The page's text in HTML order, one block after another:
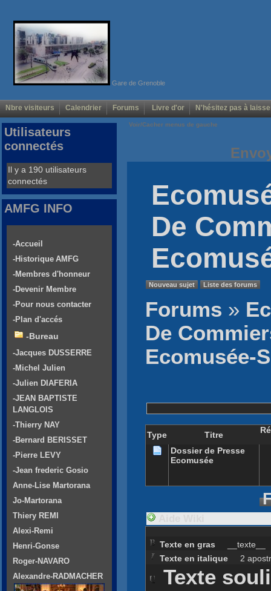
Gare de Grenoble
Nbre visiteurs Calendrier Forums Livre d'or N'hésitez pas à
Voir/Cacher menus de gauche
De
Nouveau sujet Liste des forums
Forums »
De
Ecomusée-
Type Titre
Dossier de Presse
Ecomusée
Texte en gras __texte__
Texte en italique2
Texte
Utilisateurs
connectés
Il y a 190 utilisateurs
connectés
AMFG INFO
-Accueil
-Historique AMFG
-Membres d'honneur
-Devenir Membre
-Pour nous contacter
-Plan d'accés
-Bureau
-Jacques DUSSERRE
-Michel Julien
-Julien DIAFERIA
-JEAN BAPTISTE
LANGLOIS
-Thierry NAY
-Bernard BERISSET
-Pierre LEVY
-Jean frederic Gosio
Anne-Lise Martorana
Jo-Martorana
Thiery REMI
Alexi-Remi
Henri-Gonse
Roger-NAVARO
Alexandre-RADMACHER